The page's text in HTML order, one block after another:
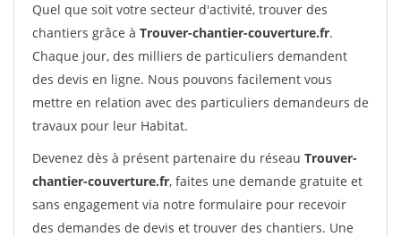
Quel que soit votre secteur d'activité, trouver des
chantiers grâce à Trouver-chantier-couverture.fr.
Chaque jour, des milliers de particuliers demandent
des devis en ligne. Nous pouvons facilement vous
mettre en relation avec des particuliers demandeurs de
travaux pour leur Habitat.
Devenez dès à présent partenaire du réseau Trouver-
chantier-couverture.fr, faites une demande gratuite et
sans engagement via notre formulaire pour recevoir
des demandes de devis et trouver des chantiers. Une